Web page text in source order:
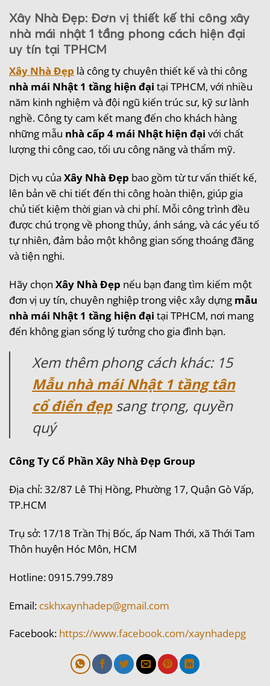
Xây Nhà Đẹp: Đơn vị thiết kế thi công xây
nhà mái nhật 1 tầng phong cách hiện đại
uy tín tại TPHCM
Xây Nhà Đẹp là công ty chuyên thiết kế và thi công
nhà mái Nhật 1 tầng hiện đại tại TPHCM, với nhiều
năm kinh nghiệm và đội ngũ kiến trúc sư, kỹ sư lành
nghề. Công ty cam kết mang đến cho khách hàng
những mẫu nhà cấp 4 mái Nhật hiện đại với chất
lượng thi công cao, tối ưu công năng và thẩm mỹ.
Dịch vụ của Xây Nhà Đẹp bao gồm từ tư vấn thiết kế,
lên bản vẽ chi tiết đến thi công hoàn thiện, giúp gia
chủ tiết kiệm thời gian và chi phí. Mỗi công trình đều
được chú trọng về phong thủy, ánh sáng, và các yếu tố
tự nhiên, đảm bảo một không gian sống thoáng đãng
và tiện nghi.
Hãy chọn Xây Nhà Đẹp nếu bạn đang tìm kiếm một
đơn vị uy tín, chuyên nghiệp trong việc xây dựng mẫu
nhà mái Nhật 1 tầng hiện đại tại TPHCM, nơi mang
đến không gian sống lý tưởng cho gia đình bạn.
Xem thêm phong cách khác: 15
Mẫu nhà mái Nhật 1 tầng tân
cổ điển đẹpsang trọng, quyền
quý
Công Ty Cổ Phần Xây Nhà Đẹp Group
Địa chỉ: 32/87 Lê Thị Hồng, Phường 17, Quận Gò Vấp,
TP.HCM
Trụ sở: 17/18 Trần Thị Bốc, ấp Nam Thới, xã Thới Tam
Thôn huyện Hóc Môn, HCM
Hotline: 0915.799.789
Email: cskhxaynhadep@gmail.com
Facebook: https://www.facebook.com/xaynhadepg